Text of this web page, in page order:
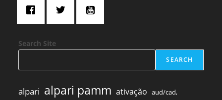
Search Site
SEARCH
alpari alpari pamm ativação aud/cad,